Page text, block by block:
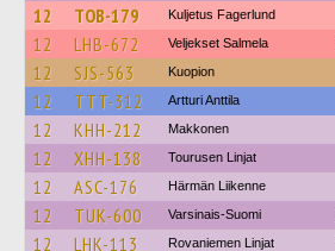
12 TOB-179 Kuljetus Fagerlund
12 LHB-672 Veljekset Salmela
12 SJS-563 Kuopion
12 TTT-312 Artturi Anttila
12 KHH-212 Makkonen
12 XHH-138 Tourusen Linjat
12 ASC-176 Härmän Liikenne
12 TUK-600 Varsinais-Suomi
12 LHK-113 Rovaniemen Linjat